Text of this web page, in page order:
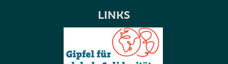
LINKS